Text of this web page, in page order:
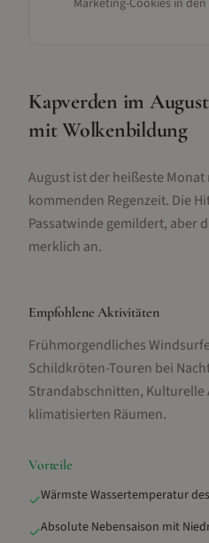
Marketing-Cookies in den
Kapverden im
mit Wolkenbildung
August ist der heißeste
kommenden Regenzeit. Die
Passatwinde gemildert, aber
merklich an.
Empfohlene Aktivitäten
Frühmorgendliches
Schildkröten-Touren bei
Strandabschnitten, Kulturelle
klimatisierten Räumen.
Vorteile
✓Wärmste Wassertemperatur
✓Absolute Nebensaison mit